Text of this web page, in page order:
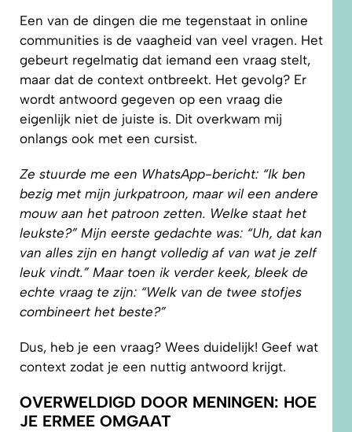
Een van de dingen die me tegenstaat in online
communities is de vaagheid van veel vragen. Het
gebeurt regelmatig dat iemand een vraag stelt,
maar dat de context ontbreekt. Het gevolg? Er
wordt antwoord gegeven op een vraag die
eigenlijk niet de juiste is. Dit overkwam mij
onlangs ook met een cursist.
Ze stuurde me een WhatsApp-bericht: “Ik ben
bezig met mijn jurkpatroon, maar wil een andere
mouw aan het patroon zetten. Welke staat het
leukste?” Mijn eerste gedachte was: “Uh, dat kan
van alles zijn en hangt volledig af van wat je zelf
leuk vindt.” Maar toen ik verder keek, bleek de
echte vraag te zijn: “Welk van de twee stofjes
combineert het beste?”
Dus, heb je een vraag? Wees duidelijk! Geef wat
context zodat je een nuttig antwoord krijgt.
OVERWELDIGD DOOR MENINGEN: HOE
JE ERMEE OMGAAT